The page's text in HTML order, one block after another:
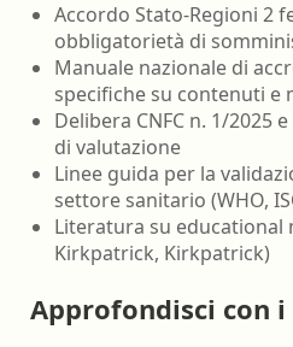
Accordo Stato-Regioni 2
obbligatorietà di
Manuale nazionale di
specifiche su contenuti e
Delibera CNFC n. 1/2025
di valutazione
Linee guida per la
settore sanitario (WHO,
Literatura su educational
Kirkpatrick, Kirkpatrick)
Approfondisci con i